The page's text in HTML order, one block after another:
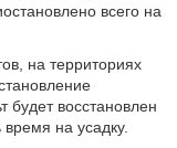
всего на
на территориях
будет восстановлен
на усадку.